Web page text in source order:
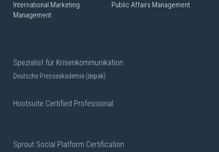
International Marketing
Management
Public Affairs Management
Spezialist für Krisenkommunikation
Deutsche Presseakademie (depak)
Hootsuite Certified Professional
Sprout Social Platform Certification